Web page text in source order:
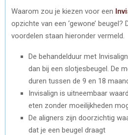
Waarom zou je kiezen voor een
opzichte van een ‘gewone’ beugel?
voordelen staan hieronder vermeld.
De behandelduur met
dan bij een slotjesbeugel. De
duren tussen de 9 en 18
Invisalign is uitneembaar
eten zonder moeilijkheden
De aligners zijn doorzichtig
dat je een beugel draagt